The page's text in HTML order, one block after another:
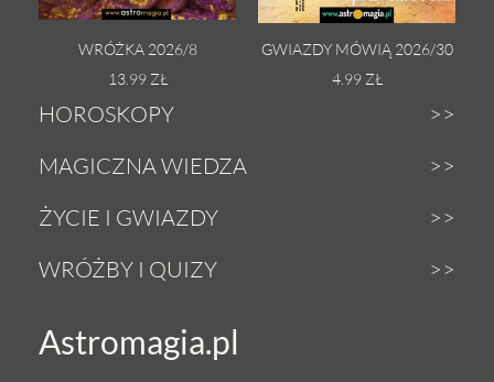
WRÓŻKA 2026/8
13.99 ZŁ
GWIAZDY MÓWIĄ 2026/30
4.99 ZŁ
HOROSKOPY
Dzienny
Tygodniowy
Roczny
MAGICZNA WIEDZA
Zodiak
Astrologia
Numerologia
ŻYCIE I GWIAZDY
Gwiazdy
Zdrowie i uroda
WRÓŻBY I QUIZY
Magiczna kula
Astromagia.pl